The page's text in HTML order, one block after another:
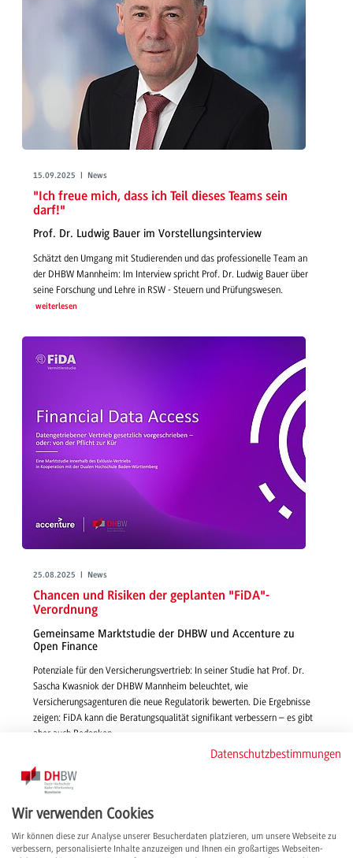
15.09.2025 | News
"Ich freue mich, dass ich Teil dieses Teams sein
darf!"
Prof. Dr. Ludwig Bauer im Vorstellungsinterview
Schätzt den Umgang mit Studierenden und das professionelle Team an
der DHBW Mannheim: Im Interview spricht Prof. Dr. Ludwig Bauer über
seine Forschung und Lehre in RSW - Steuern und Prüfungswesen.
weiterlesen
25.08.2025 | News
Chancen und Risiken der geplanten "FiDA"-
Verordnung
Gemeinsame Marktstudie der DHBW und Accenture zu
Open Finance
Potenziale für den Versicherungsvertrieb: In seiner Studie hat Prof. Dr.
Sascha Kwasniok der DHBW Mannheim beleuchtet, wie
Versicherungsagenturen die neue Regulatorik bewerten. Die Ergebnisse
zeigen: FiDA kann die Beratungsqualität signifikant verbessern – es gibt
aber auch Bedenken.
Datenschutzbestimmungen
Wir verwenden Cookies
Wir können diese zur Analyse unserer Besucherdaten platzieren, um unsere Webseite zu
verbessern, personalisierte Inhalte anzuzeigen und Ihnen ein großartiges Webseiten-